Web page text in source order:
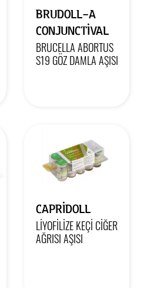
BRUDOLL-A
CONJUNCTIVAL
BRUCELLA ABORTUS
S19 GÖZ DAMLA AŞISI
CAPRIDOLL
LİYOFİLİZE KEÇİ CİĞER
AĞRISI AŞISI